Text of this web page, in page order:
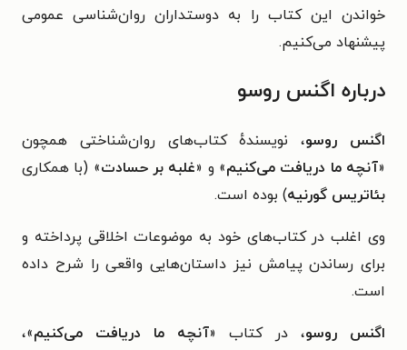
خواندن این کتاب را به دوستداران روان‌شناسی عمومی
پیشنهاد می‌کنیم.
درباره اگنس روسو
اگنس روسو، نویسندهٔ کتاب‌های روان‌شناختی همچون
«آنچه ما دریافت می‌کنیم» و «غلبه بر حسادت» (با همکاری
بئاتریس گورنیه) بوده است.
وی اغلب در کتاب‌های خود به موضوعات اخلاقی پرداخته و
برای رساندن پیامش نیز داستان‌هایی واقعی را شرح داده
است.
اگنس روسو، در کتاب «آنچه ما دریافت می‌کنیم»،